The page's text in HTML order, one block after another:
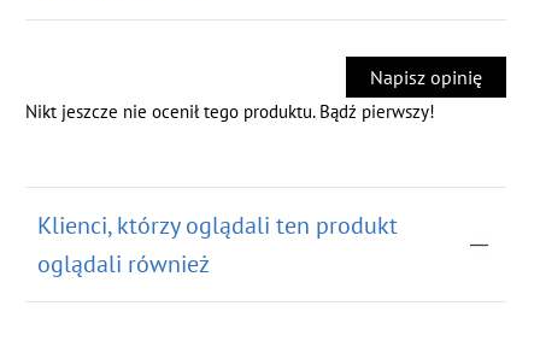
Napisz opinię
Nikt jeszcze nie ocenił tego produktu. Bądź pierwszy!
Klienci, którzy oglądali ten produkt
oglądali również